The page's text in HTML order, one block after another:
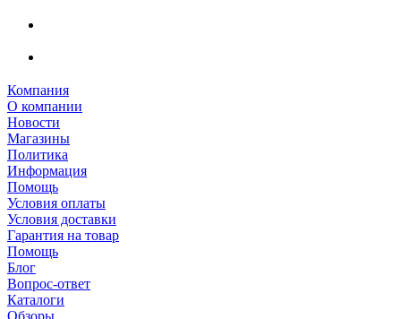
Компания
О компании
Новости
Магазины
Политика
Информация
Помощь
Условия оплаты
Условия доставки
Гарантия на товар
Помощь
Блог
Вопрос-ответ
Каталоги
Обзоры